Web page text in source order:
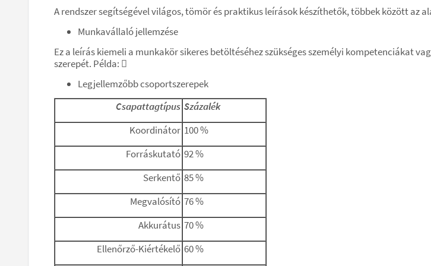
A rendszer segítségével világos, tömör és praktikus leírások készíthetők, többek között az
Munkavállaló jellemzése
Ez a leírás kiemeli a munkakör sikeres betöltéséhez szükséges személyi kompetenciákat
szerepét. Példa: 
Legjellemzőbb csoportszerepek
Csapattagtípus Százalék
Koordinátor 100 %
Forráskutató 92 %
Serkentő 85 %
Megvalósító 76 %
Akkurátus 70 %
Ellenőrző-Kiértékelő 60 %